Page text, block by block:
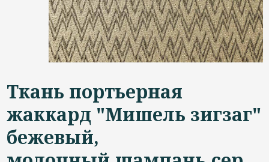
+7 (4822) 453-534
Ткань портьерная
жаккард "Мишель зигзаг"
бежевый,